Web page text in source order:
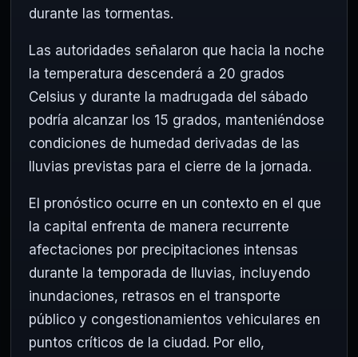
durante las tormentas.
Las autoridades señalaron que hacia la noche
la temperatura descenderá a 20 grados
Celsius y durante la madrugada del sábado
podría alcanzar los 15 grados, manteniéndose
condiciones de humedad derivadas de las
lluvias previstas para el cierre de la jornada.
El pronóstico ocurre en un contexto en el que
la capital enfrenta de manera recurrente
afectaciones por precipitaciones intensas
durante la temporada de lluvias, incluyendo
inundaciones, retrasos en el transporte
público y congestionamientos vehiculares en
puntos críticos de la ciudad. Por ello,